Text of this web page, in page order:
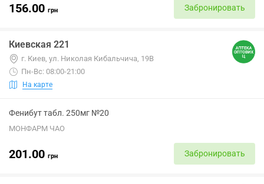
156.00 грн Забронировать
Киевская 221
г. Киев, ул. Николая Кибальчича, 19В
Пн-Вс: 08:00-21:00
На карте
Фенибут табл. 250мг №20
МОНФАРМ ЧАО
201.00 грн Забронировать